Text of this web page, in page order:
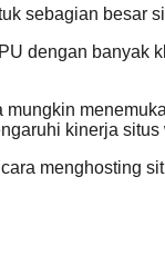
sebagian besar
dengan
kinerja situs
menghosting